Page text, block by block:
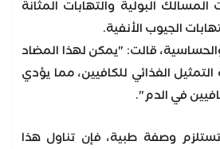
المسالك البولية والتهابات المثانة
الجيوب الأنفية.
والحساسية، قالت: "يمكن لهذا المضاد
التمثيل الغذائي للكافيين، مما يؤدي
في الدم".
تستلزم وصفة طبية، فإن تناول هذا